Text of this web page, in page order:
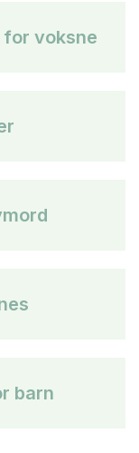
for voksne
barn